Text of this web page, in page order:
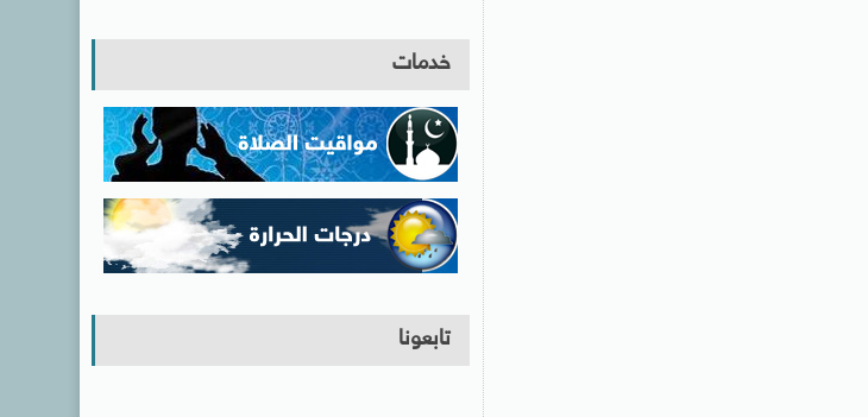
خدمات
تابعونا